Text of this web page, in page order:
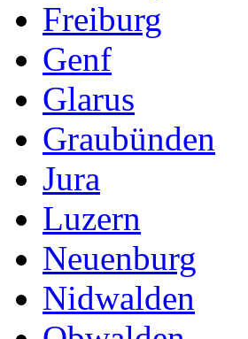
Freiburg
Genf
Glarus
Graubünden
Jura
Luzern
Neuenburg
Nidwalden